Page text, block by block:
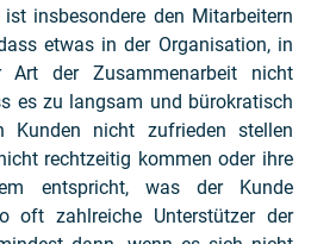
ist insbesondere den Mitarbeitern
etwas in der Organisation, in
Art der Zusammenarbeit nicht
es zu langsam und bürokratisch
nicht zufrieden stellen
rechtzeitig kommen oder ihre
entspricht, was der Kunde
oft zahlreiche Unterstützer der